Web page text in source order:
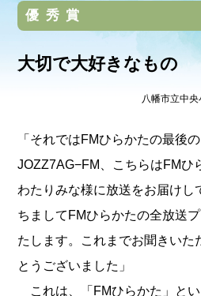
優秀賞
大切で大好きなもの
八幡市立中
「それではFMひらかたの最後
JOZZ7AG−FM、こちらはFMひ
わたりみな様に放送をお届けし
ちましてFMひらかたの全放送
たします。これまでお聞きいた
とうございました」
これは、「FMひらかた」と